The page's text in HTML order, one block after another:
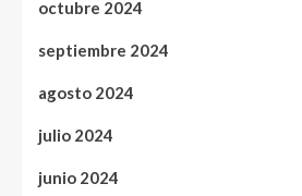
octubre 2024
septiembre 2024
agosto 2024
julio 2024
junio 2024